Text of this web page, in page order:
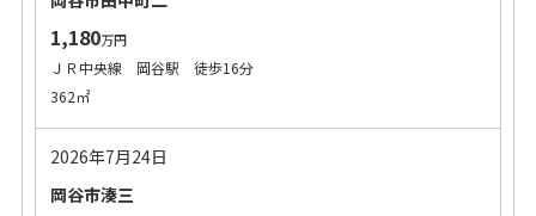
1,180万円
ＪＲ中央線 岡谷駅 徒歩16分
362㎡
2026年7月24日
岡谷市湊三